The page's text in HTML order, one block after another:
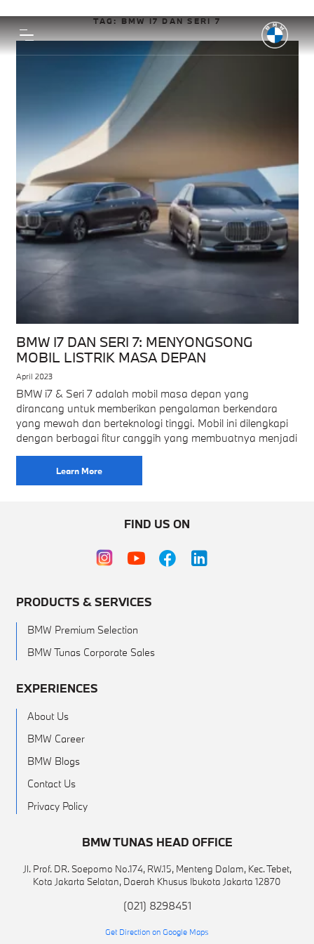
TAG:BMW I7 DAN SERI 7
BMW I7 DAN SERI 7: MENYONGSONG
MOBIL LISTRIK MASA DEPAN
April 2023
BMW i7 & Seri 7 adalah mobil masa depan yang
dirancang untuk memberikan pengalaman berkendara
yang mewah dan berteknologi tinggi. Mobil ini dilengkapi
dengan berbagai fitur canggih yang membuatnya menjadi
Learn More
FIND US ON
PRODUCTS & SERVICES
BMW Premium Selection
BMW Tunas Corporate Sales
EXPERIENCES
About Us
BMW Career
BMW Blogs
Contact Us
Privacy Policy
BMW TUNAS HEAD OFFICE
Jl. Prof. DR. Soepomo No.174, RW.15, Menteng Dalam, Kec. Tebet,
Kota Jakarta Selatan, Daerah Khusus Ibukota Jakarta 12870
(021) 8298451
Get Direction on Google Maps